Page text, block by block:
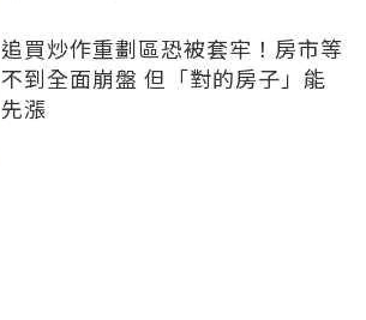
追買炒作重劃區恐被套牢！房市等
不到全面崩盤 但「對的房子」能
先漲